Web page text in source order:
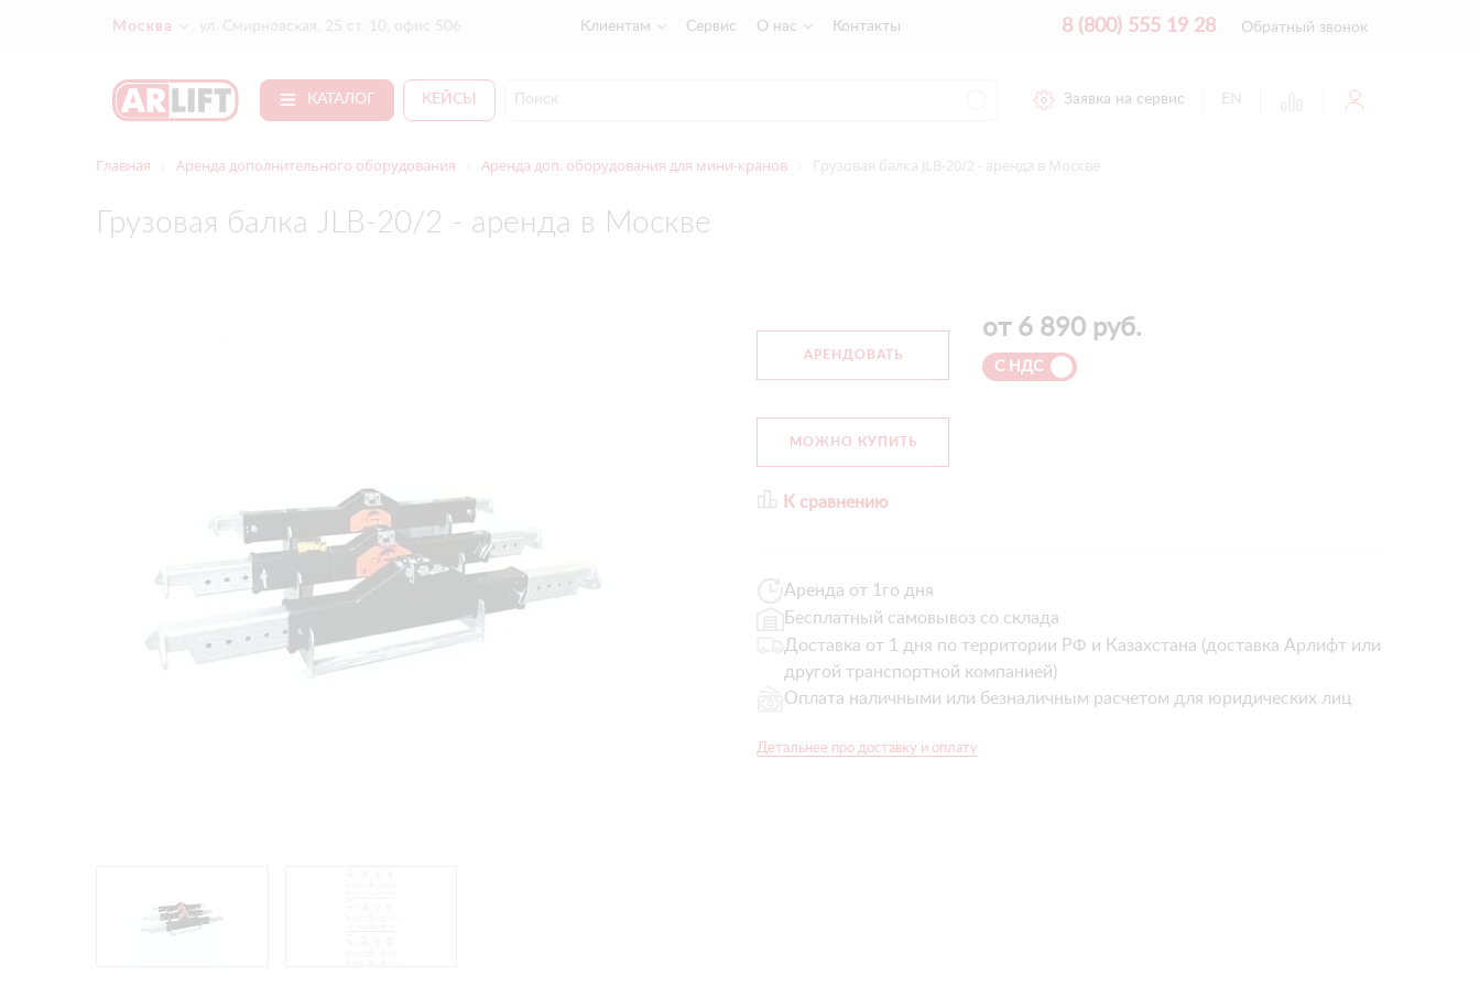
Москва ул. Смирновская, 25 ст. 10, офис 506 Клиентам Сервис О нас Контакты 8 (800) 555 19 28 Обратный звонок
КАТАЛОГ КЕЙСЫ Заявка на сервис EN
Главная Аренда дополнительного оборудования Аренда доп. оборудования для мини-кранов Грузовая балка JLB-20/2 - аренда в Москве
Грузовая балка JLB-20/2 - аренда в Москве
АРЕНДОВАТЬ
от 6 890 руб.
С НДС
МОЖНО КУПИТЬ
К сравнению
Аренда от 1го дня
Бесплатный самовывоз со склада
Доставка от 1 дня по территории РФ и Казахстана (доставка Арлифт или
другой транспортной компанией)
Оплата наличными или безналичным расчетом для юридических лиц
Детальнее про доставку и оплату